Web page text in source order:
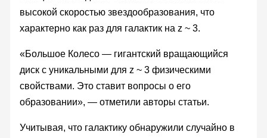
высокой скоростью звездообразования, что
характерно как раз для галактик на z ~ 3.
«Большое Колесо — гигантский вращающийся
диск с уникальными для z ~ 3 физическими
свойствами. Это ставит вопросы о его
образовании», — отметили авторы статьи.
Учитывая, что галактику обнаружили случайно в